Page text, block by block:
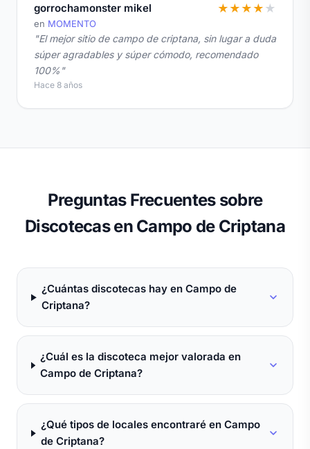
gorrochamonster mikel
en MOMENTO
★ ★ ★ ★ ★
"El mejor sitio de campo de criptana, sin lugar a duda
súper agradables y súper cómodo, recomendado
100%"
Hace 8 años
Preguntas Frecuentes sobre
Discotecas en Campo de Criptana
¿Cuántas discotecas hay en Campo de
Criptana?
¿Cuál es la discoteca mejor valorada en
Campo de Criptana?
¿Qué tipos de locales encontraré en Campo
de Criptana?